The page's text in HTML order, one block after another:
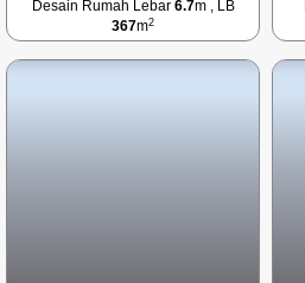
Desain Rumah Lebar 6.7m , LB
367m2